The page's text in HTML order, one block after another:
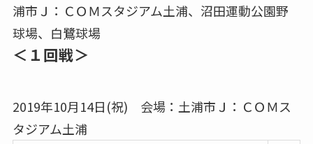
浦市Ｊ：ＣＯＭスタジアム土浦、沼田運動公園野
球場、白鷺球場
＜１回戦＞
2019年10月14日(祝) 会場：土浦市Ｊ：ＣＯＭス
タジアム土浦